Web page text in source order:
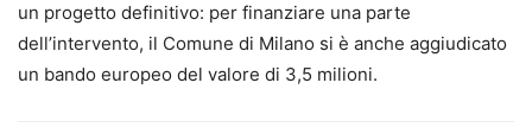
un progetto definitivo: per finanziare una parte
dell’intervento, il Comune di Milano si è anche aggiudicato
un bando europeo del valore di 3,5 milioni.